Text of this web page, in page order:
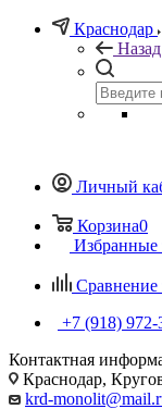
Краснодар
Назад
Личный
Корзина0
Избранные
Сравнение
+7 (918) 972-
Контактная
Краснодар,
krd-